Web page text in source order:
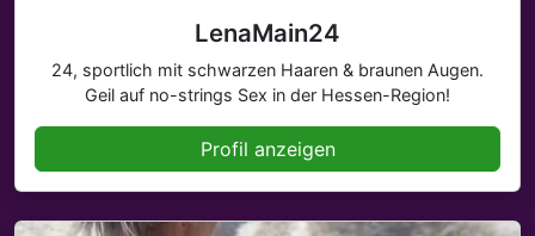
LenaMain24
24, sportlich mit schwarzen Haaren & braunen Augen.
Geil auf no-strings Sex in der Hessen-Region!
Profil anzeigen